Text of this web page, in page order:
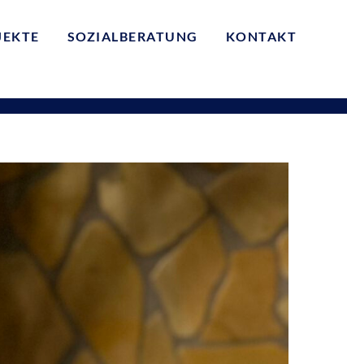
SOZIALBERATUNG KONTAKT